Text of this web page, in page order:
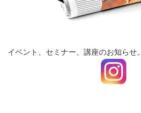
イベント、セミナー、講座のお知らせ。